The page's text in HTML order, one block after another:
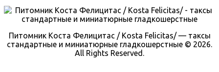
Питомник Коста Фелицитас / Kosta Felicitas/ — таксы
стандартные и миниатюрные гладкошерстные © 2026.
All Rights Reserved.